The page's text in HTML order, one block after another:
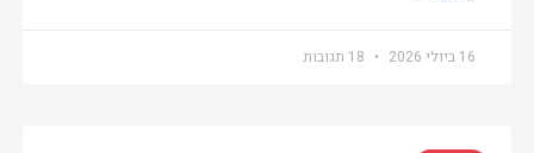
16 ביולי 2026